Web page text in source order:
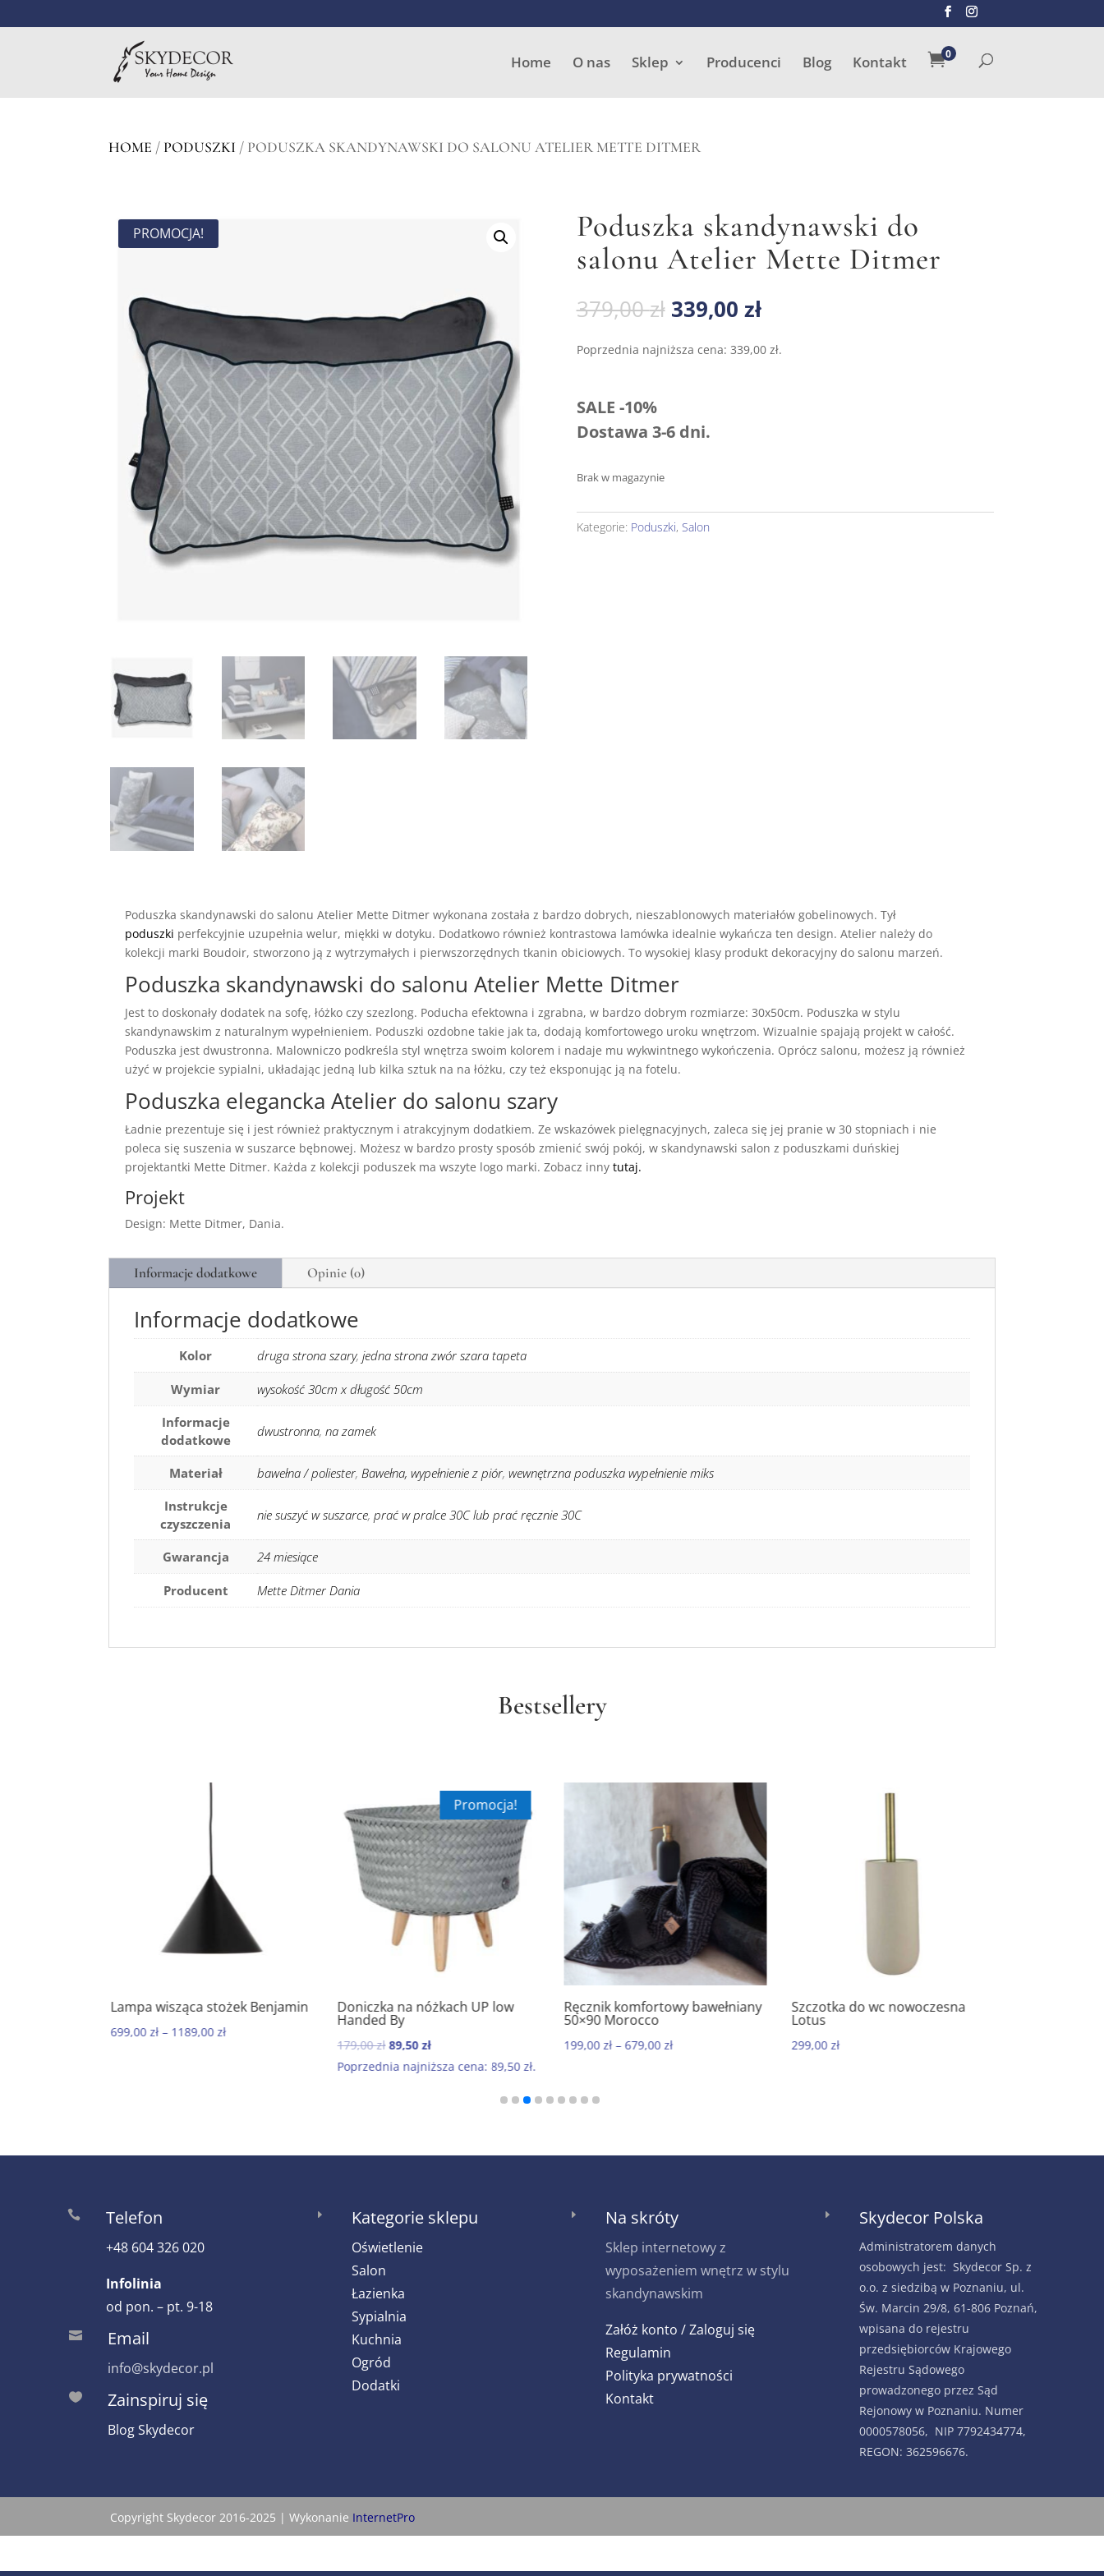
Home O nas Sklep Producenci Blog Kontakt 0
Wyszukiwarka
HOME / PODUSZKI / PODUSZKA SKANDYNAWSKI DO SALONU ATELIER METTE DITMER
PROMOCJA!
Poduszka skandynawski do
salonu Atelier Mette Ditmer
379,00zł Pierwotna
cena
wynosiła:
379,00 zł.
339,00 złAktualna
wynosi:
Poprzednia najniższa cena: 339,00 zł.
SALE -10%
Dostawa 3-6 dni.
Brak w magazynie
Kategorie: Poduszki, Salon
Poduszka skandynawski do salonu Atelier Mette Ditmer wykonana została z bardzo dobrych, nieszablonowych materiałów gobelinowych. Tył
poduszki perfekcyjnie uzupełnia welur, miękki w dotyku. Dodatkowo również kontrastowa lamówka idealnie wykańcza ten design. Atelier należy do
kolekcji marki Boudoir, stworzono ją z wytrzymałych i pierwszorzędnych tkanin obiciowych. To wysokiej klasy produkt dekoracyjny do salonu marzeń.
Poduszka skandynawski do salonu Atelier Mette Ditmer
Jest to doskonały dodatek na sofę, łóżko czy szezlong. Poducha efektowna i zgrabna, w bardzo dobrym rozmiarze: 30x50cm. Poduszka w stylu
skandynawskim z naturalnym wypełnieniem. Poduszki ozdobne takie jak ta, dodają komfortowego uroku wnętrzom. Wizualnie spajają projekt w całość.
Poduszka jest dwustronna. Malowniczo podkreśla styl wnętrza swoim kolorem i nadaje mu wykwintnego wykończenia. Oprócz salonu, możesz ją również
użyć w projekcie sypialni, układając jedną lub kilka sztuk na na łóżku, czy też eksponując ją na fotelu.
Poduszka elegancka Atelier do salonu szary
Ładnie prezentuje się i jest również praktycznym i atrakcyjnym dodatkiem. Ze wskazówek pielęgnacyjnych, zaleca się jej pranie w 30 stopniach i nie
poleca się suszenia w suszarce bębnowej. Możesz w bardzo prosty sposób zmienić swój pokój, w skandynawski salon z poduszkami duńskiej
projektantki Mette Ditmer. Każda z kolekcji poduszek ma wszyte logo marki. Zobacz inny tutaj.
Projekt
Design: Mette Ditmer, Dania.
Informacje dodatkowe Opinie (0)
Informacje dodatkowe
Kolor druga strona szary, jedna strona zwór szara tapeta
Wymiar
wysokość 30cm x długość 50cm
Informacje
dodatkowe
dwustronna, na zamek
Materiał bawełna / poliester, Bawełna, wypełnienie z piór, wewnętrzna poduszka wypełnienie miks
Instrukcje
czyszczenia
nie suszyć w suszarce, prać w pralce 30C lub prać ręcznie 30C
Gwarancja 24 miesiące
Producent Mette Ditmer Dania
Bestsellery
5.00
Lampa wisząca stożek Benjamin
699,00 zł– 1189,00 zł
Promocja!
5.00
Doniczka na nóżkach UP low
Handed By
179,00złPierwotna
cena
89,50złAktualna
cena
Poprzednia najniższa cena:89,50 zł.
5.00
Ręcznik komfortowy bawełniany
50×90 Morocco
199,00 zł– 679,00 zł
5.00
Szczotka do wc nowoczesna
Lotus
299,00 zł
 Telefon
+48 604 326 020
Infolinia
od pon. – pt. 9-18
 Email
info@skydecor.pl
 Zainspiruj się
Blog Skydecor
E Kategorie sklepu
Oświetlenie
Salon
Łazienka
Sypialnia
Kuchnia
Ogród
Dodatki
E Na skróty
Sklep internetowy z
wyposażeniem wnętrz w stylu
skandynawskim
Załóż konto / Zaloguj się
Regulamin
Polityka prywatności
Kontakt
E Skydecor Polska
Administratorem danych
osobowych jest: Skydecor Sp. z
o.o. z siedzibą w Poznaniu, ul.
Św. Marcin 29/8, 61-806 Poznań,
wpisana do rejestru
przedsiębiorców Krajowego
Rejestru Sądowego
prowadzonego przez Sąd
Rejonowy w Poznaniu. Numer
0000578056, NIP 7792434774,
REGON: 362596676.
Copyright Skydecor 2016-2025 | Wykonanie InternetPro